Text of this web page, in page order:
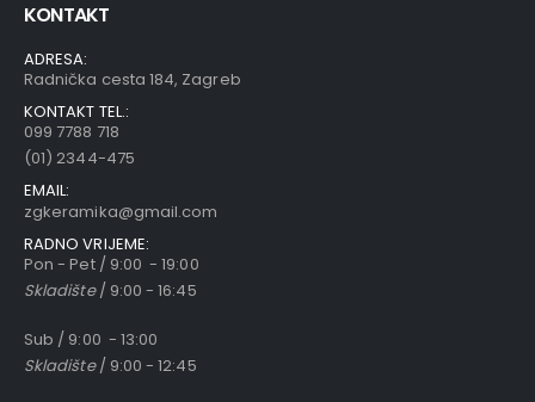
KONTAKT
ADRESA:
Radnička cesta 184, Zagreb
KONTAKT TEL.:
099 7788 718
(01) 2344-475
EMAIL:
zgkeramika@gmail.com
RADNO VRIJEME:
Pon - Pet / 9:00 - 19:00
Skladište/ 9:00 - 16:45
Sub / 9:00 - 13:00
Skladište/ 9:00 - 12:45